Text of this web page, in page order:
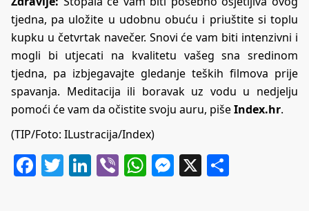
tjedna, pa uložite u udobnu obuću i priuštite si toplu
kupku u četvrtak navečer. Snovi će vam biti intenzivni i
mogli bi utjecati na kvalitetu vašeg sna sredinom
tjedna, pa izbjegavajte gledanje teških filmova prije
spavanja. Meditacija ili boravak uz vodu u nedjelju
pomoći će vam da očistite svoju auru, pišeIndex.hr.
(TIP/Foto: ILustracija/Index)
Facebook
Twitter
LinkedIn
ViberWhatsApp
Messenger
X